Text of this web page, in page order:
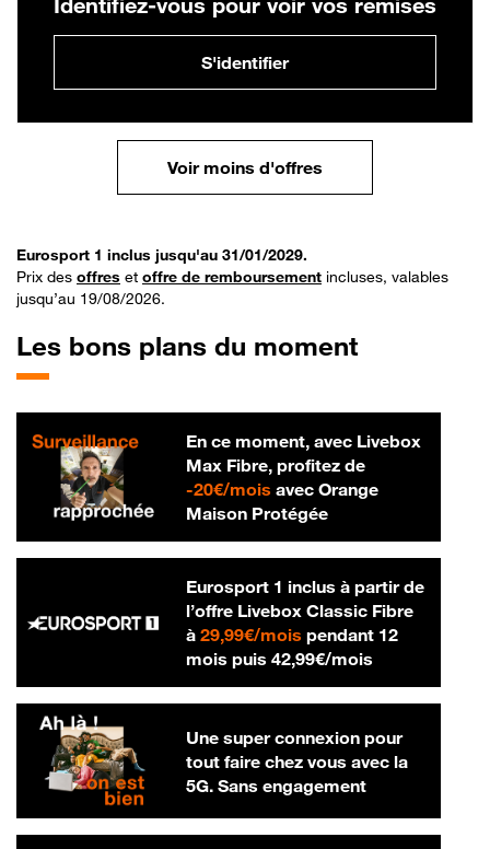
Identifiez-vous pour voir vos remises
S'identifier
Voir moins d'offres
Eurosport 1 inclus jusqu'au 31/01/2029.
Prix des offres et offre de remboursement incluses, valables
jusqu’au 19/08/2026.
Les bons plans du moment
En ce moment, avec Livebox
Max Fibre, profitez de
-20€/mois20 € par mois
avec Orange
Maison Protégée
Eurosport 1 inclus à partir de
l’offre Livebox Classic Fibre
à 29,99€/mois29,99 € par mois
pendant 12
mois puis 42,99€/mois42,99 € par
Une super connexion pour
tout faire chez vous avec la
5G. Sans engagement